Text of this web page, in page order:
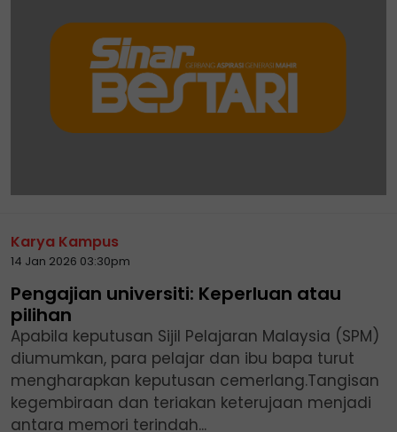
Karya Kampus
14 Jan 2026 03:30pm
Pengajian universiti: Keperluan atau
pilihan
Apabila keputusan Sijil Pelajaran Malaysia (SPM)
diumumkan, para pelajar dan ibu bapa turut
mengharapkan keputusan cemerlang.Tangisan
kegembiraan dan teriakan keterujaan menjadi
antara memori terindah...